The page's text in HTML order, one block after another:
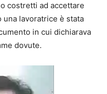
costretti ad accettare
una lavoratrice è stata
in cui dichiarava
dovute.